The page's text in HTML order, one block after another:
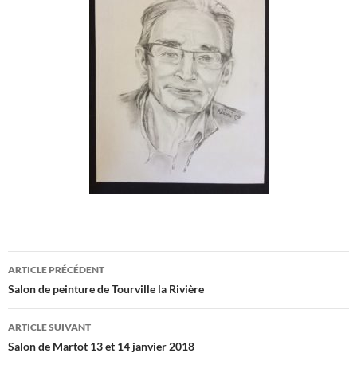
Navigation
des
articles
ARTICLE PRÉCÉDENT
Salon de peinture de Tourville la Rivière
ARTICLE SUIVANT
Salon de Martot 13 et 14 janvier 2018